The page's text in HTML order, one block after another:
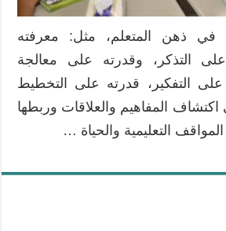
في ذهن المتعلم، مثل: معرفته
على التذكر، وقدرته على معالجة
على التفكير، قدرته على التخطيط
اكتشاف المفاهيم والعلاقات وربطها
التعليمية والحياة …